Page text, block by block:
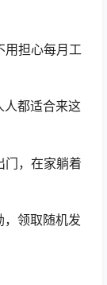
用担心每月工
人都适合来这
门，在家躺着
，领取随机发